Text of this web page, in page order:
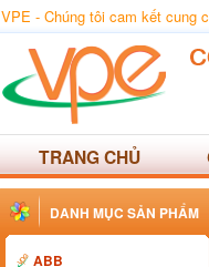
VPE - Chúng tôi cam kết cung
TRANG CHỦ
DANH MỤC SẢN PHẨM
ABB